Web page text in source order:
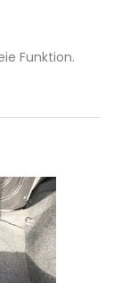
Funktion.